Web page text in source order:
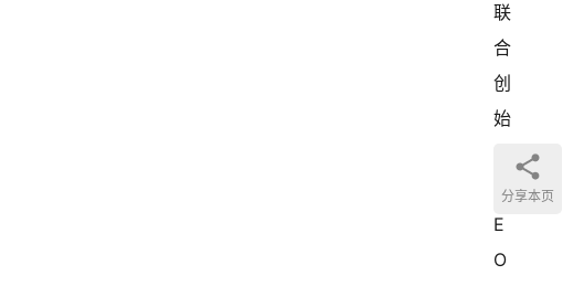
联
合
创
始
C
E
O
分享本页